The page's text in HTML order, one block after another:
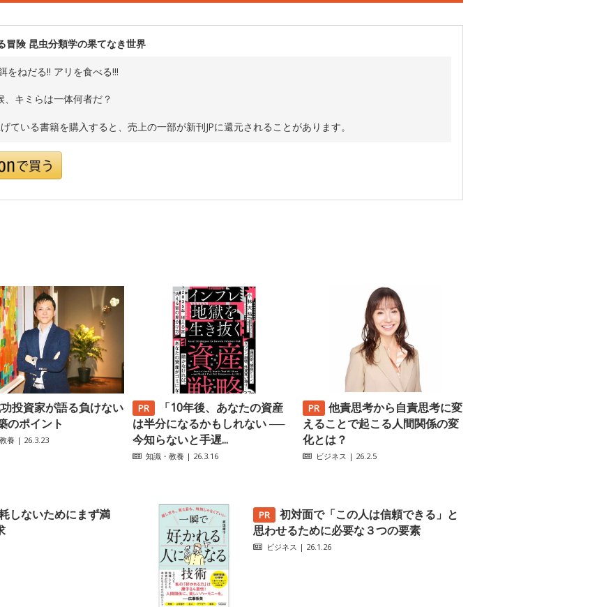
冒険 昆虫分類学の果てなき世界
をねだる!! アリを食べる!!!
、キミらは一体何者だ？
ている書籍を購入すると、売上の一部が新刊JPに還元されることがあります。
投資家が語る負けない
のポイント
養 | 26.3.23
「10年後、あなたの資産
は半分になるかもしれない ──
今知らないと手遅...
知識・教養 | 26.3.16
他責思考から自責思考に変
えることで起こる人間関係の変
化とは？
ビジネス | 26.2.5
しないためにまず満
初対面で「この人は信頼できる」と
思わせるために必要な３つの要素
ビジネス | 26.1.26